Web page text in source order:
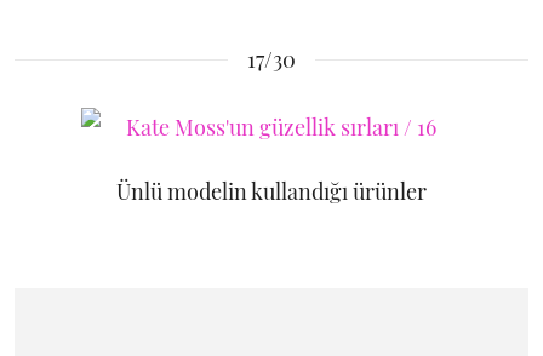
17/30
Ünlü modelin kullandığı ürünler